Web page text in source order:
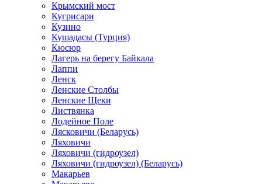
Крымский мост
Кугрисари
Кузино
Кушадасы (Турция)
Кюсюр
Лагерь на берегу Байкала
Лаппи
Ленск
Ленские Столбы
Ленские Щеки
Листвянка
Лодейное Поле
Лясковичи (Беларусь)
Ляховичи
Ляховичи (гидроузел)
Ляховичи (гидроузел) (Беларусь)
Макарьев